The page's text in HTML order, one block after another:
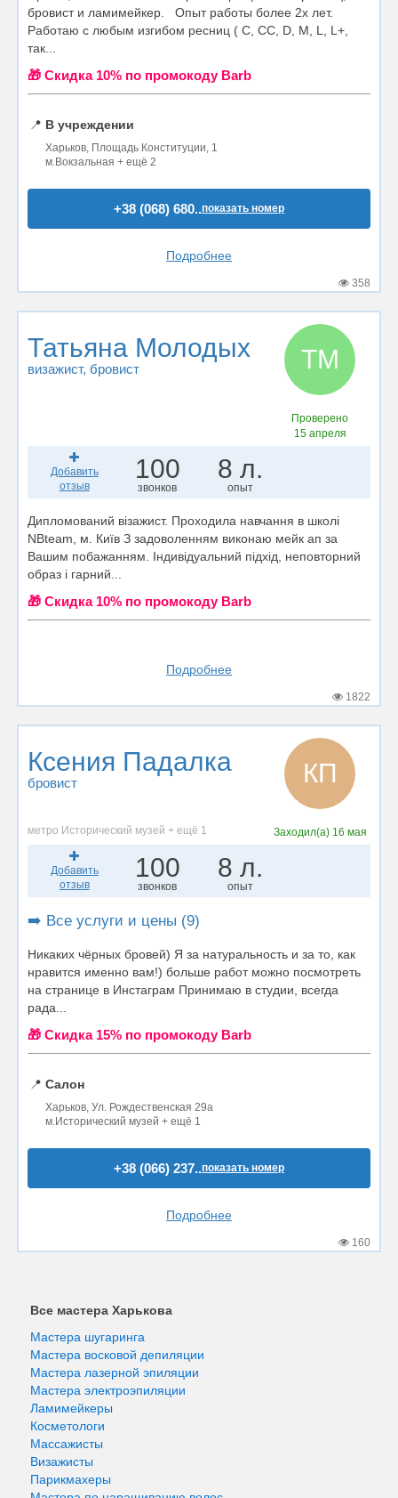
бровист и ламимейкер. Опыт работы более 2х лет.
Работаю с любым изгибом ресниц ( С, СС, D, M, L, L+,
так...
🎁 Cкидка 10% по промокоду Barb
📍 В учреждении
Харьков, Площадь Конституции, 1
м.Вокзальная + ещё 2
+38 (068) 680..показать номер
Подробнее
358
Татьяна Молодых
визажист, бровист ТМ
Проверено
15 апреля
Добавить
отзыв
100
звонков
8 л.
опыт
Дипломований візажист. Проходила навчання в школі
NBteam, м. Київ З задоволенням виконаю мейк ап за
Вашим побажанням. Індивідуальний підхід, неповторний
образ і гарний...
🎁 Cкидка 10% по промокоду Barb
Подробнее
1822
Ксения Падалка
бровист КП
метро Исторический музей + ещё 1 Заходил(а) 16 мая
Добавить
отзыв
100
звонков
8 л.
опыт
➡️ Все услуги и цены (9)
Никаких чёрных бровей) Я за натуральность и за то, как
нравится именно вам!) больше работ можно посмотреть
на странице в Инстаграм Принимаю в студии, всегда
рада...
🎁 Cкидка 15% по промокоду Barb
📍 Салон
Харьков, Ул. Рождественская 29а
м.Исторический музей + ещё 1
+38 (066) 237..показать номер
Подробнее
160
Все мастера Харькова
Мастера шугаринга
Мастера восковой депиляции
Мастера лазерной эпиляции
Мастера электроэпиляции
Ламимейкеры
Косметологи
Массажисты
Визажисты
Парикмахеры